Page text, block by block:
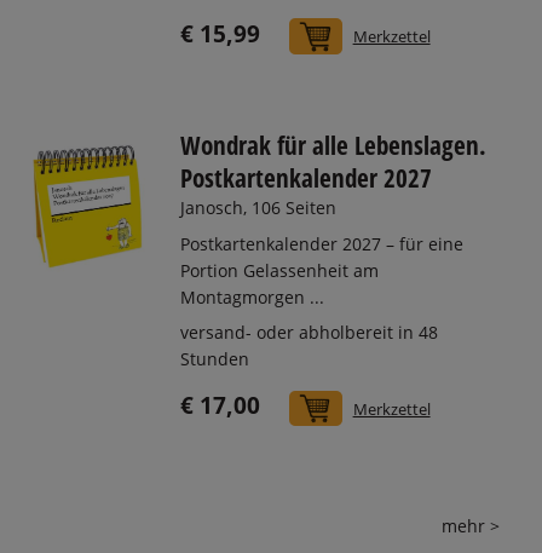
€ 15,99 In den Warenkorb
Merkzettel
Wondrak für alle Lebenslagen.
Postkartenkalender 2027
Janosch, 106 Seiten
Postkartenkalender 2027 – für eine
Portion Gelassenheit am
Montagmorgen ...
versand- oder abholbereit in 48
Stunden
€ 17,00 In den Warenkorb
Merkzettel
mehr >